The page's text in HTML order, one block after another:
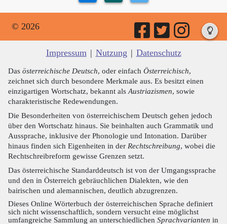
© 2026
Impressum | Nutzung | Datenschutz
Das österreichische Deutsch, oder einfach Österreichisch,
zeichnet sich durch besondere Merkmale aus. Es besitzt einen
einzigartigen Wortschatz, bekannt als Austriazismen, sowie
charakteristische Redewendungen.
Die Besonderheiten von österreichischem Deutsch gehen jedoch
über den Wortschatz hinaus. Sie beinhalten auch Grammatik und
Aussprache, inklusive der Phonologie und Intonation. Darüber
hinaus finden sich Eigenheiten in der Rechtschreibung, wobei die
Rechtschreibreform gewisse Grenzen setzt.
Das österreichische Standarddeutsch ist von der Umgangssprache
und den in Österreich gebräuchlichen Dialekten, wie den
bairischen und alemannischen, deutlich abzugrenzen.
Dieses Online Wörterbuch der österreichischen Sprache definiert
sich nicht wissenschaftlich, sondern versucht eine möglichst
umfangreiche Sammlung an unterschiedlichen Sprachvarianten in